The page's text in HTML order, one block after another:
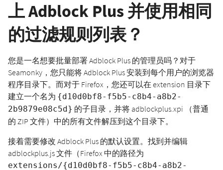
上 Adblock Plus 并使用相同
的过滤规则列表？
您是一名想要批量部署 Adblock Plus 的管理员吗？对于
Seamonky，您只能将 Adblock Plus 安装到每个用户的浏览器
程序目录下。而对于 Firefox，您还可以在 extension 目录下
建立一个名为 {d10d0bf8-f5b5-c8b4-a8b2-
2b9879e08c5d} 的子目录 ，并将 adblockplus.xpi （普通
的 ZIP 文件）中的所有文件解压到这个目录下。
接着需要修改 Adblock Plus 的默认设置。找到并编辑
adblockplus.js 文件（Firefox 中的路径为
extensions/{d10d0bf8-f5b5-c8b4-a8b2-